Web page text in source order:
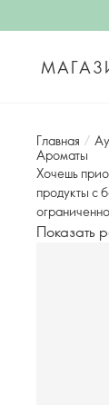
Главная /
Ароматы
Хочешь
продукты с
Показать